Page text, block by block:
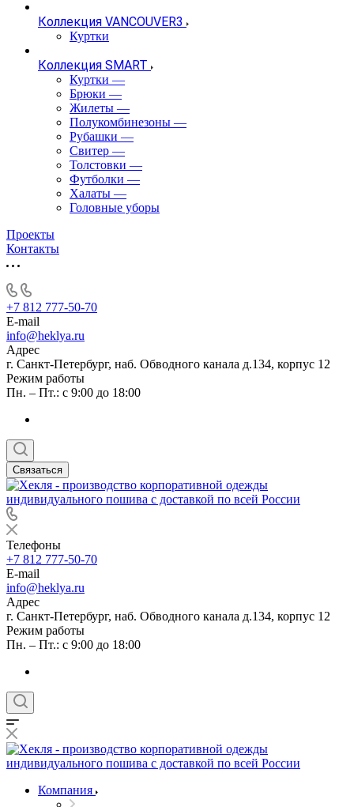
Коллекция VANCOUVER3
Куртки
Коллекция SMART
Куртки —
Брюки —
Жилеты —
Полукомбинезоны —
Рубашки —
Свитер —
Толстовки —
Футболки —
Халаты —
Головные уборы
Проекты
Контакты
+7 812 777-50-70
E-mail
info@heklya.ru
Адрес
г. Санкт-Петербург, наб. Обводного канала д.134, корпус 12
Режим работы
Пн. – Пт.: с 9:00 до 18:00
Связаться
Телефоны
+7 812 777-50-70
E-mail
info@heklya.ru
Адрес
г. Санкт-Петербург, наб. Обводного канала д.134, корпус 12
Режим работы
Пн. – Пт.: с 9:00 до 18:00
Компания